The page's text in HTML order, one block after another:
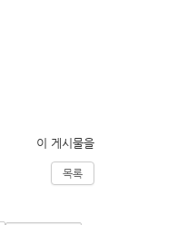
이 게시물을
목록